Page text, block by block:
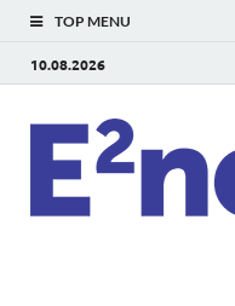
TOP MENU
10.08.2026